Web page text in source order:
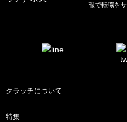
報で転職を
クラッチについて
特集